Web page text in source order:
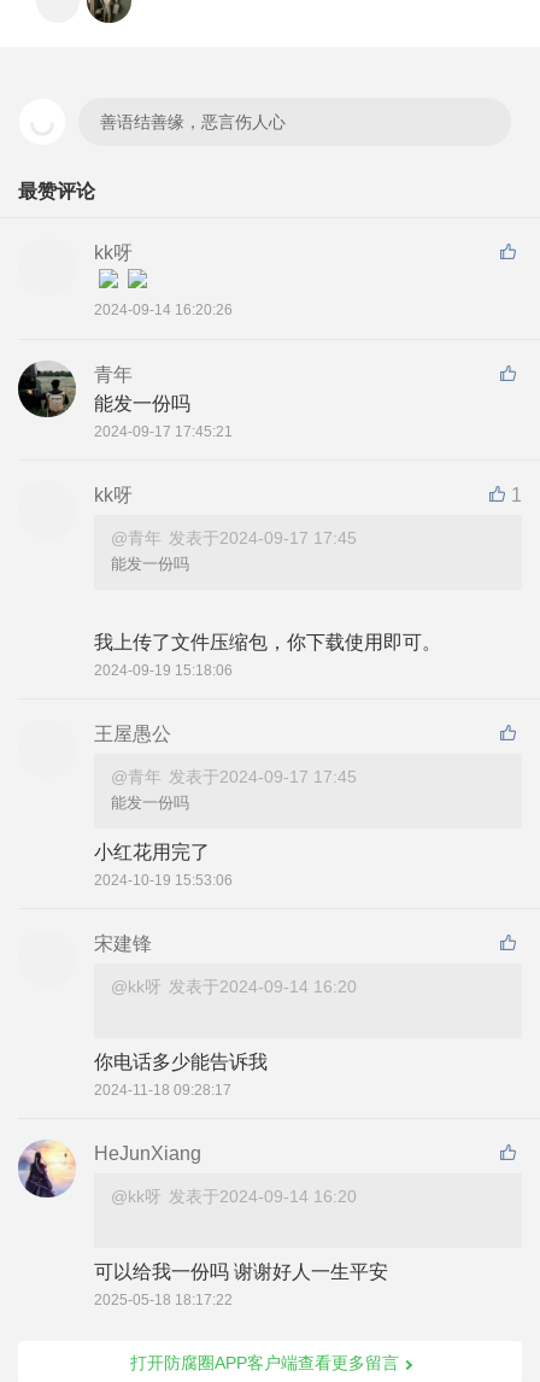
善语结善缘，恶言伤人心
最赞评论
kk呀
2024-09-14 16:20:26
青年
能发一份吗
2024-09-17 17:45:21
1
kk呀
@青年 发表于2024-09-17 17:45
能发一份吗
我上传了文件压缩包，你下载使用即可。
2024-09-19 15:18:06
王屋愚公
@青年 发表于2024-09-17 17:45
能发一份吗
2024-10-19 15:53:06
宋建锋
@kk呀 发表于2024-09-14 16:20
你电话多少能告诉我
2024-11-18 09:28:17
HeJunXiang
@kk呀 发表于2024-09-14 16:20
可以给我一份吗 谢谢好人一生平安
2025-05-18 18:17:22
打开防腐圈APP客户端查看更多留言